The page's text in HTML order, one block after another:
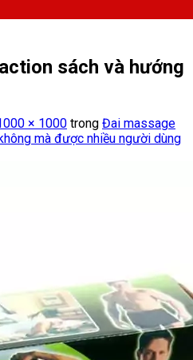
sách và hướng
× 1000 trong Đai massage
mà được nhiều người dùng